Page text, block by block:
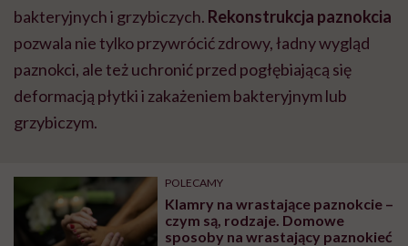
bakteryjnych i grzybiczych. Rekonstrukcja paznokcia
pozwala nie tylko przywrócić zdrowy, ładny wygląd
paznokci, ale też uchronić przed pogłębiającą się
deformacją płytki i zakażeniem bakteryjnym lub
grzybiczym.
POLECAMY
Klamry na wrastające paznokcie –
czym są, rodzaje. Domowe
sposoby na wrastający paznokieć